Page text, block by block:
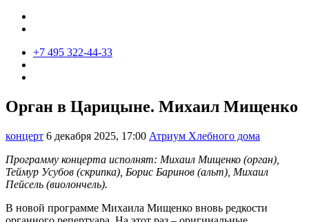
+7 495 322-44-33
Орган в Царицыне. Михаил Мищенко
концерт 6 декабря 2025, 17:00 Атриум Хлебного дома
Программу концерта исполнят: Михаил Мищенко (орган),
Теймур Усубов (скрипка), Борис Баринов (альт), Михаил
Пейсель (виолончель).
В новой программе Михаила Мищенко вновь редкости